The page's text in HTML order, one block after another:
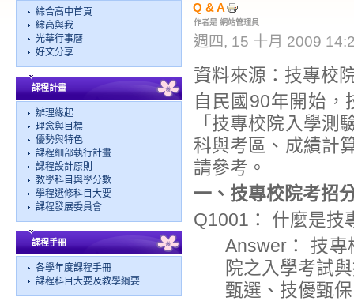
綜合高中首頁
綜高與我
光華行事曆
好文分享
課程計畫
辦理緣起
理念與目標
優勢與特色
課程細部執行計畫
課程設計原則
教學科目與學分數
學程選修科目大要
課程發展委員會
課程手冊
各學年度課程手冊
課程科目大要及教學綱要
Q & A
作者是 網站管理員
週四, 15 十月 2009
資料來源：技專校
自民國90年開始
「技專校院入學
科與考區、成績計
請參考。
一、技專校院考招
Q1001： 什麼是技
Answer： 技
院之入學考試
甄選、技優甄